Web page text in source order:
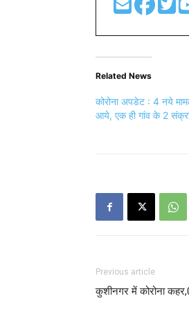
Related News
कोरोना अपडेट : 4 नये
आये, एक ही गांव के 2
Previous article
कुशीनगर में कोरोना